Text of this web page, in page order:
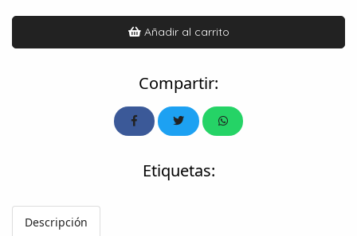
Añadir al carrito
Compartir:
Etiquetas:
Descripción